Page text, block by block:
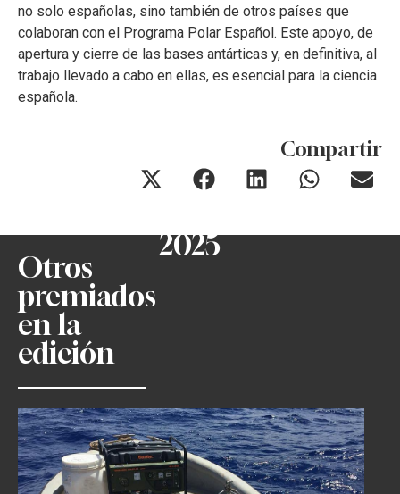
no solo españolas, sino también de otros países que
colaboran con el Programa Polar Español. Este apoyo, de
apertura y cierre de las bases antárticas y, en definitiva, al
trabajo llevado a cabo en ellas, es esencial para la ciencia
española.
Compartir
Otros
premiados
en la
edición
2025